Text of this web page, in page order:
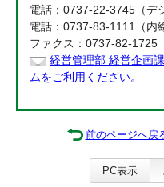
電話：0737-22-3745（デ
電話：0737-83-1111（内
ファクス：0737-82-1725
経営管理部 経営企画
ムをご利用ください。
前のページへ戻
PC表示